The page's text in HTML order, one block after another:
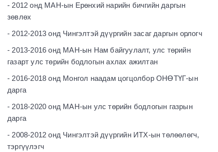
- 2012 онд МАН-ын Ерөнхий нарийн бичгийн даргын
зөвлөх
- 2012-2013 онд Чингэлтэй дүүргийн засаг даргын орлогч
- 2013-2016 онд МАН-ын Нам байгуулалт, улс төрийн
газарт улс төрийн бодлогын ахлах ажилтан
- 2016-2018 онд Монгол наадам цогцолбор ОНӨТҮГ-ын
дарга
- 2018-2020 онд МАН-ын улс төрийн бодлогын газрын
дарга
- 2008-2012 онд Чингэлтэй дүүргийн ИТХ-ын төлөөлөгч,
тэргүүлэгч